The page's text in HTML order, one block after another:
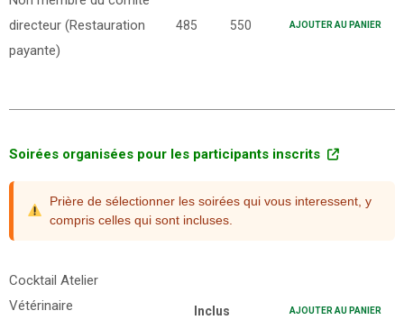
directeur (Restauration
payante)
485 550 AJOUTER AU PANIER
Soirées organisées pour les participants inscrits
Prière de sélectionner les soirées qui vous interessent, y
compris celles qui sont incluses.
Cocktail Atelier
Vétérinaire
Inclus AJOUTER AU PANIER